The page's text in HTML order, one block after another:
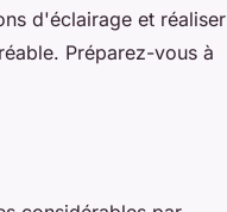
d'éclairage et réaliser
Préparez-vous à